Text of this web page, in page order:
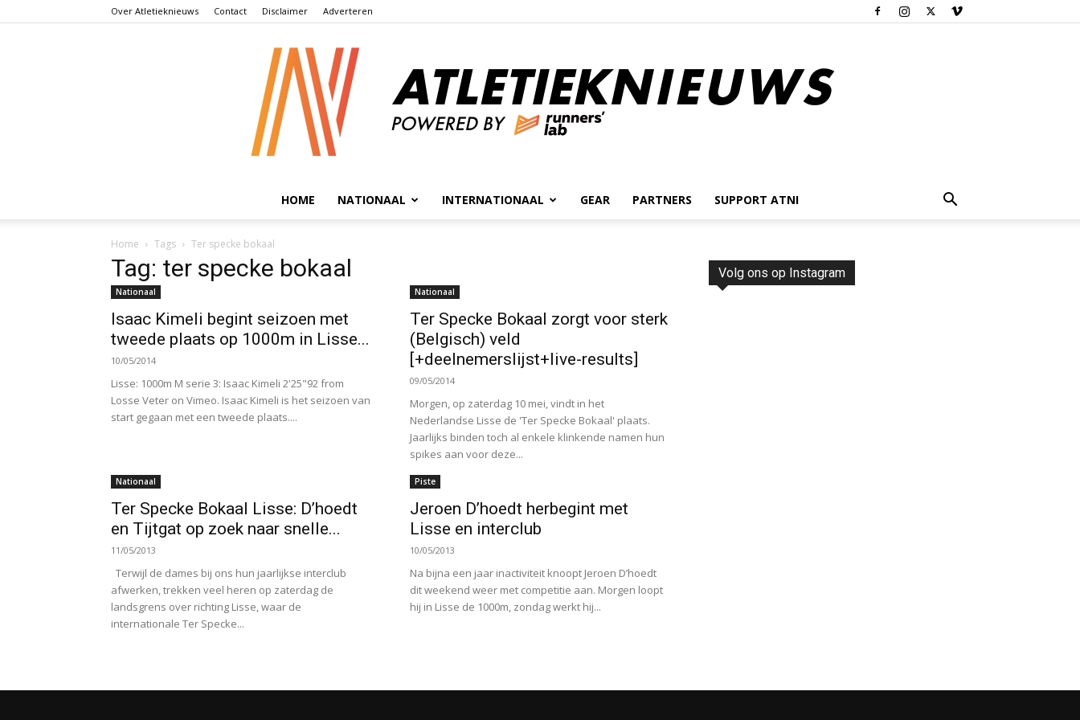
Over Atletieknieuws Contact Disclaimer Adverteren
HOME NATIONAAL INTERNATIONAAL GEAR PARTNERS SUPPORT ATNI
Home Tags Ter specke bokaal
Tag: ter specke bokaal
Nationaal
Isaac Kimeli begint seizoen met
tweede plaats op 1000m in Lisse...
10/05/2014
Lisse: 1000m M serie 3: Isaac Kimeli 2'25"92 from
Losse Veter on Vimeo. Isaac Kimeli is het seizoen van
start gegaan met een tweede plaats....
Nationaal
Ter Specke Bokaal zorgt voor sterk
(Belgisch) veld
[+deelnemerslijst+live-results]
09/05/2014
Morgen, op zaterdag 10 mei, vindt in het
Nederlandse Lisse de 'Ter Specke Bokaal' plaats.
Jaarlijks binden toch al enkele klinkende namen hun
spikes aan voor deze...
Nationaal
Ter Specke Bokaal Lisse: D’hoedt
en Tijtgat op zoek naar snelle...
11/05/2013
Terwijl de dames bij ons hun jaarlijkse interclub
afwerken, trekken veel heren op zaterdag de
landsgrens over richting Lisse, waar de
internationale Ter Specke...
Piste
Jeroen D’hoedt herbegint met
Lisse en interclub
10/05/2013
Na bijna een jaar inactiviteit knoopt Jeroen D’hoedt
dit weekend weer met competitie aan. Morgen loopt
hij in Lisse de 1000m, zondag werkt hij...
Volg ons op Instagram